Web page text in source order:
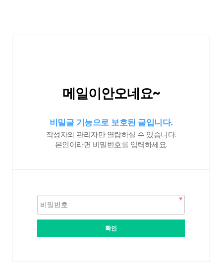
메일이안오네요~
비밀글 기능으로 보호된 글입니다.
작성자와 관리자만 열람하실 수 있습니다.
본인이라면 비밀번호를 입력하세요.